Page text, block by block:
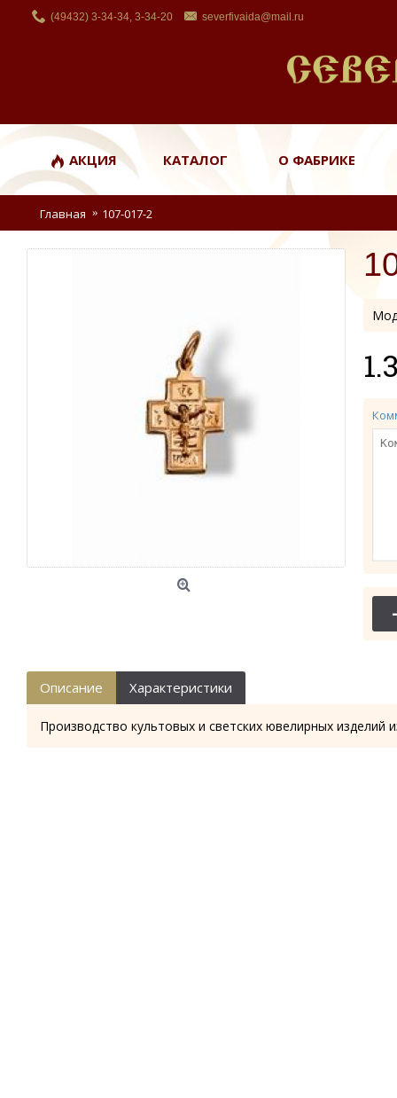
(49432) 3-34-34, 3-34-20 severfivaida@mail.ru
АКЦИЯ КАТАЛОГ О ФАБРИКЕ
Главная 107-017-2
-
Описание Характеристики
Производство культовых и светских ювелирных изделий